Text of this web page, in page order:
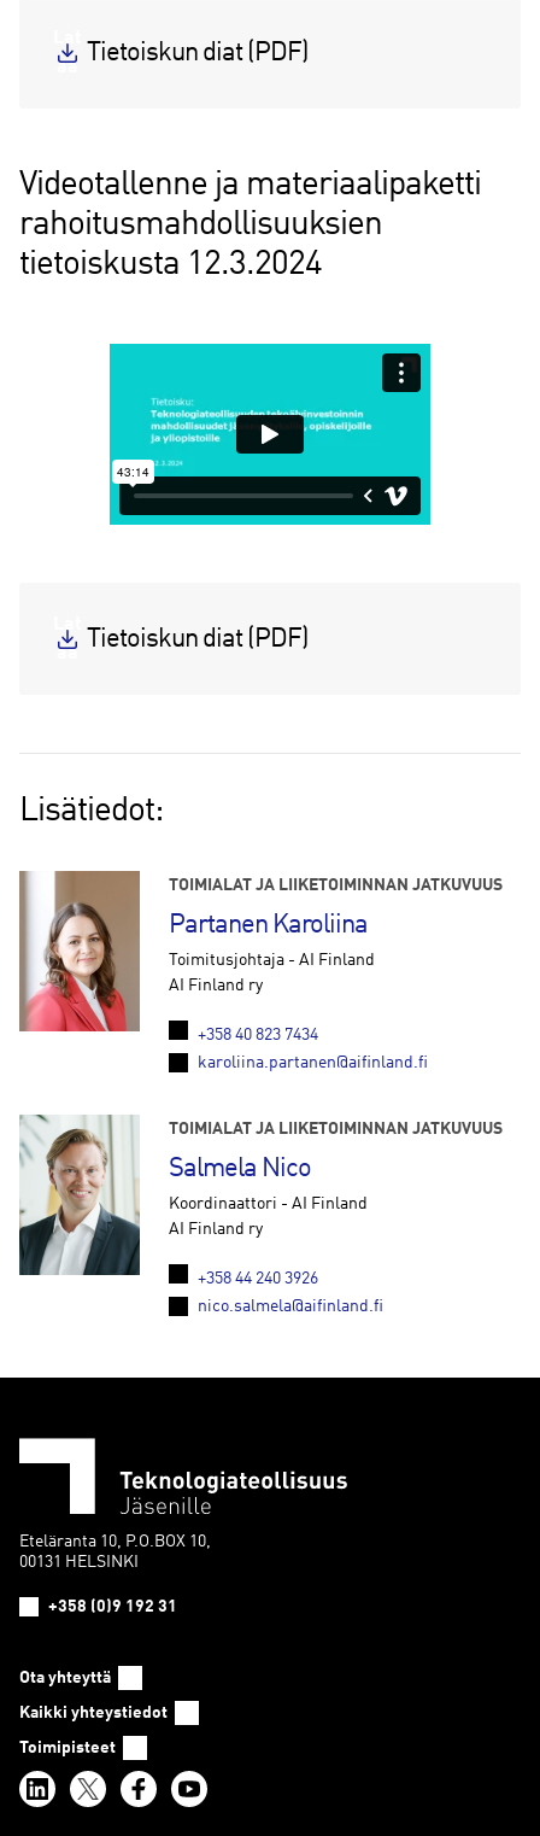
Tietoiskun diat (PDF)
Lat
aa
Videotallenne ja materiaalipaketti
rahoitusmahdollisuuksien
tietoiskusta 12.3.2024
Tietoiskun diat (PDF)
aa
Lisätiedot:
TOIMIALAT JA LIIKETOIMINNAN JATKUVUUS
Partanen Karoliina
Toimitusjohtaja - AI Finland
AI Finland ry
+358 40 823 7434
karoliina.partanen@aifinland.fi
TOIMIALAT JA LIIKETOIMINNAN JATKUVUUS
Salmela Nico
Koordinaattori - AI Finland
AI Finland ry
+358 44 240 3926
nico.salmela@aifinland.fi
Eteläranta 10, P.O.BOX 10,
00131 HELSINKI
+358 (0)9 192 31
Ota yhteyttä
Kaikki yhteystiedot
Toimipisteet